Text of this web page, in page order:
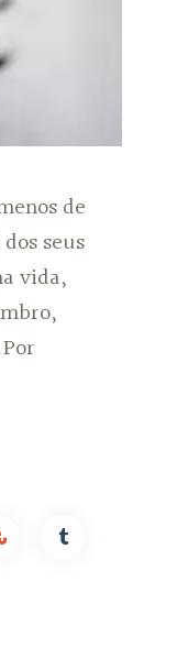
de
seus
vida,